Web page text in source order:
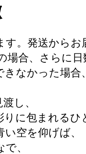
。発送からお
場合、さらに
なかった場合
し、
に包まれるひ
空を仰げば、
、